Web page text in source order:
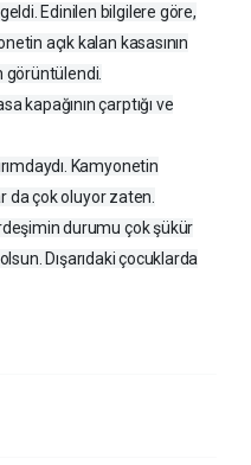
Edinilen bilgilere göre,
açık kalan kasasının
görüntülendi.
kapağının çarptığı ve
Kamyonetin
da çok oluyor zaten.
durumu çok şükür
Dışarıdaki çocuklarda